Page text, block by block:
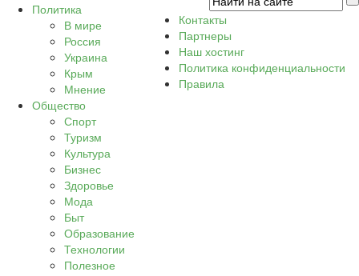
Политика
В мире
Россия
Украина
Крым
Мнение
Общество
Спорт
Туризм
Культура
Бизнес
Здоровье
Мода
Быт
Образование
Технологии
Полезное
Контакты
Партнеры
Наш хостинг
Политика конфиденциальности
Правила